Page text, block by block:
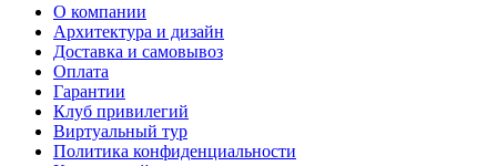
О компании
Архитектура и дизайн
Доставка и самовывоз
Оплата
Гарантии
Клуб привилегий
Виртуальный тур
Политика конфиденциальности